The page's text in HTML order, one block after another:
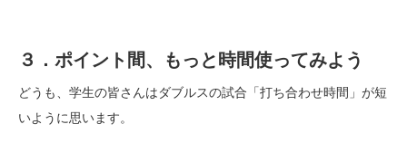
３．ポイント間、もっと時間使ってみよう
どうも、学生の皆さんはダブルスの試合「打ち合わせ時間」が短
いように思います。